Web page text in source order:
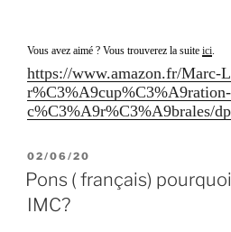
Vous avez aimé ? Vous trouverez la suite ici.
https://www.amazon.fr/Marc-
c%C3%A9r%C3%A9brales/
PUBLIÉ
LE
02/06/20
Pons ( français)
IMC?